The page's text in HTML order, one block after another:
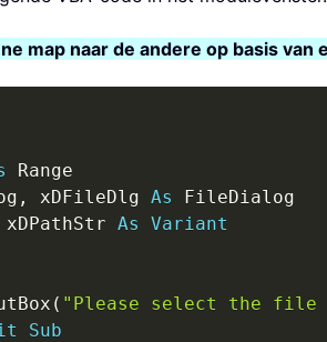
map naar de andere op basis van
Range
, xDFileDlg As FileDialog
xDPathStr As
Variant
( "Please select the file
Sub